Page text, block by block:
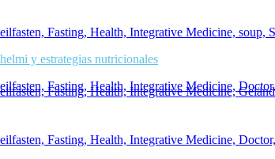
y estrategias nutricionales